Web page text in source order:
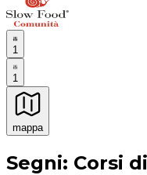
1
1
mappa
Esperienze culinarie
Segni: Corsi